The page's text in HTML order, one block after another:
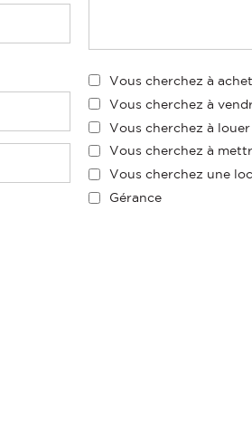
Vous cherchez à
Vous cherchez à
Vous cherchez à louer
Vous cherchez à
Vous cherchez une
Gérance